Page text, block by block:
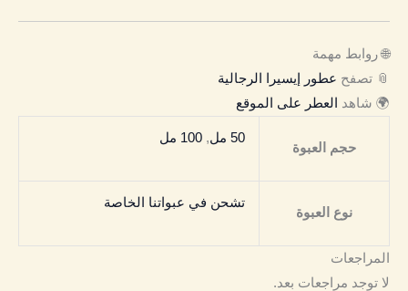
🌐 روابط مهمة
📎 تصفح عطور إيسيرا الرجالية
🌍 شاهد
العطر على الموقع
حجم العبوة
50 مل , 100 مل
نوع العبوة
تشحن في عبواتنا الخاصة
المراجعات
لا توجد مراجعات بعد.